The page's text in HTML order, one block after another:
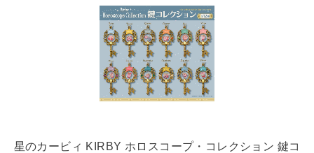
星のカービィ KIRBY ホロスコープ・コレクション 鍵コ